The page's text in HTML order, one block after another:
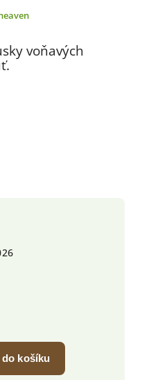
do košíku
voňavých